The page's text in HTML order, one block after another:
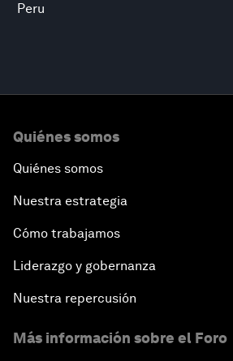
Peru
Quiénes somos
Quiénes somos
Nuestra estrategia
Cómo trabajamos
Liderazgo y gobernanza
Nuestra repercusión
Más información sobre el Foro